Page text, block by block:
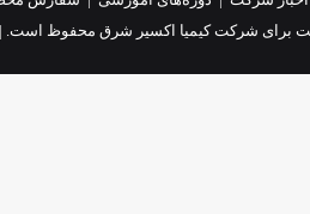
برای شرکت کیمیا اکسیر شرق محفوظ است.